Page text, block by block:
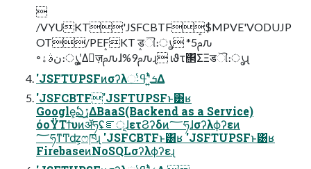

/VYUKT'JSFCBTF$MPVE'VODUJP
OT/PEFKT डୗ։ൃ *5ࢧԉ
৽نࣄۀ։ൃʹ͓͚Δٕज़ࢧԉɺ%9ࢧԉɻ ιϑτ΢ΣΞडୗ։ൃɻ
'JSFTUPSFͷσʔλઃܭʹ͍ͭͯߟ͑Δ
'JSFCBTF'JSFTUPSFͱ͸ʁ
Google͕ఏڙ͢ΔBaaS(Backend as a Service)
όοΫΤϯυͷॲཧʢೝূɺετϨʔδͷ؅ཧɺσʔλϕʔεͷ
؅ཧͳͲʣ͕ෆཁɻ 'JSFCBTFͱ͸ʁ 'JSFTUPSFͱ͸ʁ
FirebaseͷNoSQLσʔλϕʔεɻ